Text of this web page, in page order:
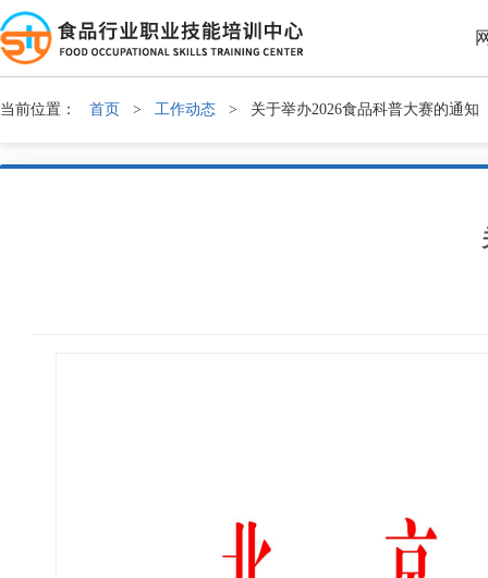
当前位置： 首页 > 工作动态 > 关于举办2026食品科普大赛的通知